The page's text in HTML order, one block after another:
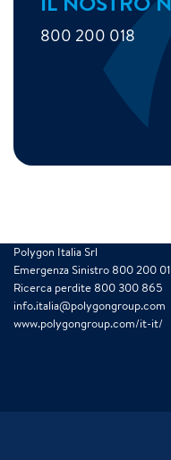
800 200 018
Polygon Italia Srl
Emergenza Sinistro 800 200
Ricerca perdite 800 300 865
info.italia@polygongroup.com
www.polygongroup.com/it-it/